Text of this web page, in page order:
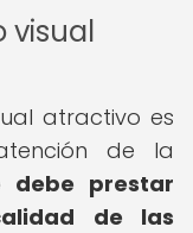
visual
atractivo es
de la
debe prestar
de las